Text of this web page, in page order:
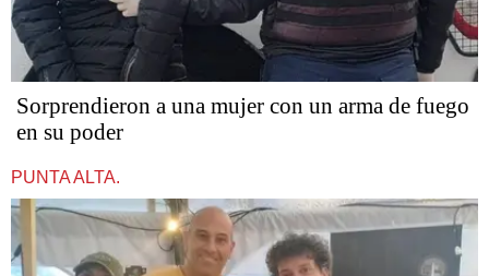
Sorprendieron a una mujer con un arma de fuego
en su poder
PUNTA ALTA.